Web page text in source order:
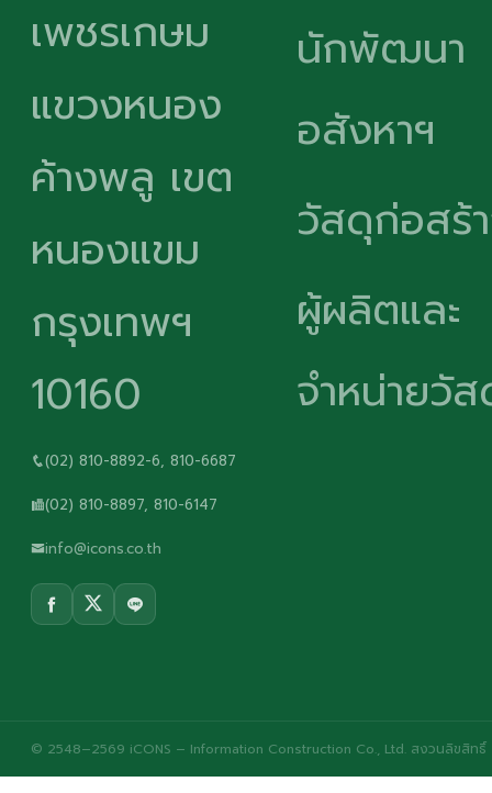
เพชรเกษม
แขวงหนอง
ค้างพลู เขต
หนองแขม
กรุงเทพฯ
10160
(02) 810-8892-6, 810-6687
(02) 810-8897, 810-6147
info@icons.co.th
นักพัฒนา
อสังหาฯ
วัสดุก่อสร้
ผู้ผลิตและ
จำหน่ายวั
© 2548–2569 iCONS – Information Construction Co., Ltd. สงวนลิขสิทธิ์